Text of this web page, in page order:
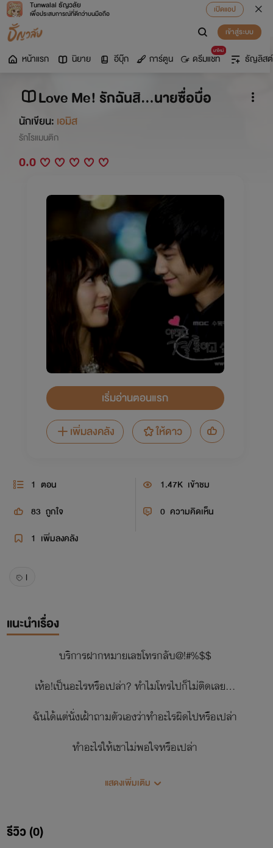
Tunwalai ธัญวลัย
เพื่อประสบการณ์ที่ดีกว่าบนมือถือ
เปิดแอป
เข้าสู่ระบบ
หน้าแรก นิยาย อีบุ๊ก การ์ตูน
มาใหม่
ดรีมแชท ธัญลิสต์
Love Me! รักฉันสิ...นายซื่อบื่อ
นักเขียน: เอมิส
รักโรแมนติก
0.0
เริ่มอ่านตอนแรก
เพิ่มลงคลัง
ให้ดาว
1 ตอน 1.47K เข้าชม
83 ถูกใจ 0 ความคิดเห็น
1 เพิ่มลงคลัง
l
แนะนำเรื่อง
บริการฝากหมายเลขโทรกลับ@!#%$$
เห้อ!เป็นอะไรหรือเปล่า? ทำไมโทรไปก็ไม่ติดเลย...
ฉันได้แต่นั่งเฝ้าถามตัวเองว่าทำอะไรผิดไปหรือเปล่า
ทำอะไรให้เขาไม่พอใจหรือเปล่า
ทำไมช่วงนี้พยายามจะติดต่อไปเท่าไหร่
ใจมันเริ่มไม่ดีแล้วสิเรา TT(ในหัวก็คิดไปเรื่อยเปื่อย จนตัดสินใจ
แสดงเพิ่มเติม
รีวิว (0)